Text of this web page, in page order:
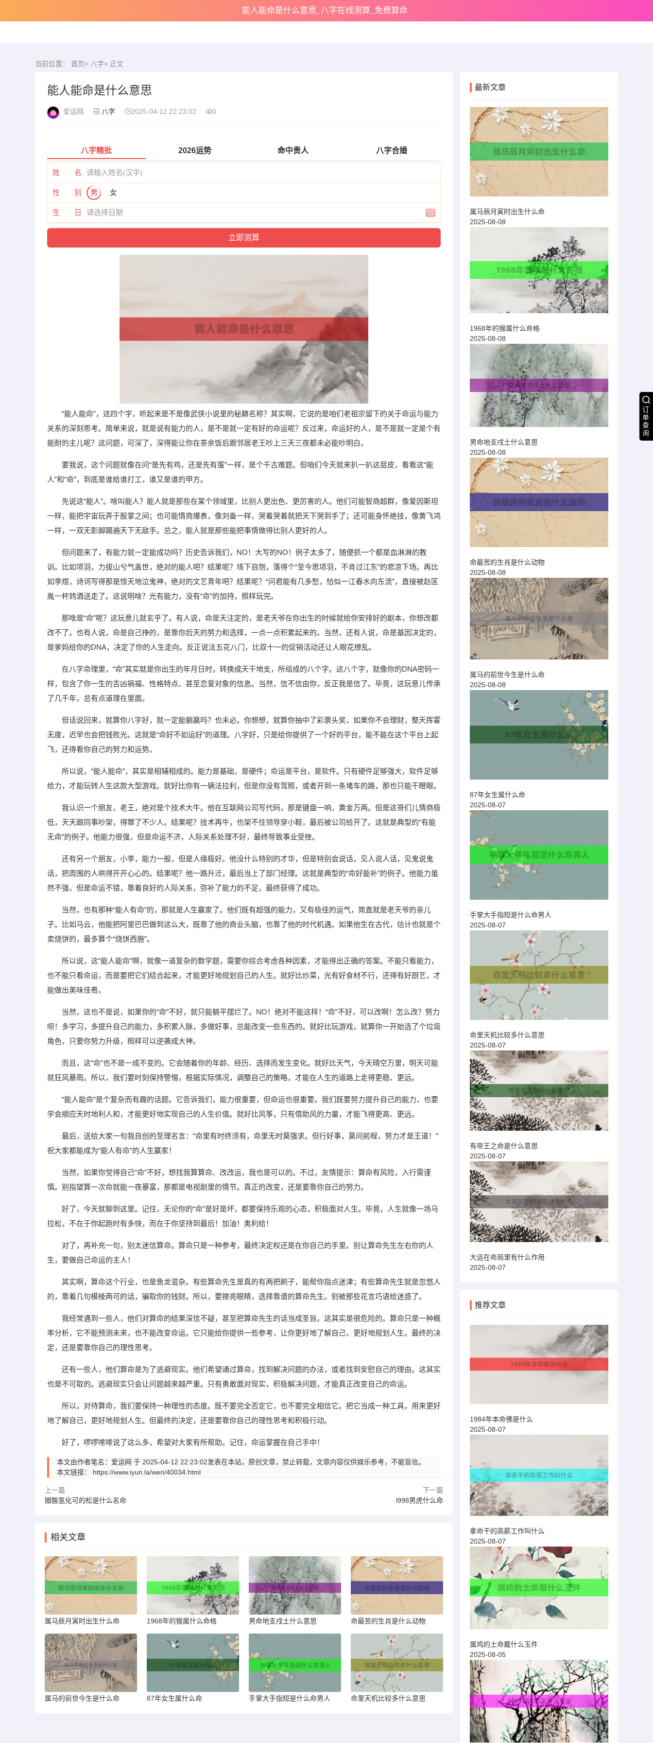
能人能命是什么意思_八字在线测算_免费算命
订
单
查
询
当前位置： 首页> 八字> 正文
能人能命是什么意思
爱运网 八字 2025-04-12 22:23:02 0
八字精批 2026运势 命中贵人 八字合婚
姓 名
性 别 男 女
生 日
“能人能命”，这四个字，听起来是不是像武侠小说里的秘籍名称？其实啊，它说的是咱们老祖宗留下的关于命运与能力
关系的深刻思考。简单来说，就是说有能力的人，是不是就一定有好的命运呢？反过来，命运好的人，是不是就一定是个有
能耐的主儿呢？这问题，可深了，深得能让你在茶余饭后跟邻居老王吵上三天三夜都未必能吵明白。
要我说，这个问题就像在问“是先有鸡，还是先有蛋”一样，是个千古难题。但咱们今天就来扒一扒这层皮，看看这“能
人”和“命”，到底是谁给谁打工，谁又是谁的甲方。
先说这“能人”。啥叫能人？能人就是那些在某个领域里，比别人更出色、更厉害的人。他们可能智商超群，像爱因斯坦
一样，能把宇宙玩弄于股掌之间；也可能情商爆表，像刘备一样，哭着哭着就把天下哭到手了；还可能身怀绝技，像黄飞鸿
一样，一双无影脚踢遍天下无敌手。总之，能人就是那些能把事情做得比别人更好的人。
但问题来了，有能力就一定能成功吗？历史告诉我们，NO！大写的NO！例子太多了，随便抓一个都是血淋淋的教
训。比如项羽，力拔山兮气盖世，绝对的能人吧？结果呢？垓下自刎，落得个“至今思项羽，不肯过江东”的悲凉下场。再比
如李煜，诗词写得那是惊天地泣鬼神，绝对的文艺青年吧？结果呢？“问君能有几多愁，恰似一江春水向东流”，直接被赵匡
胤一杯鸩酒送走了。这说明啥？光有能力，没有“命”的加持，照样玩完。
那啥是“命”呢？这玩意儿就玄乎了。有人说，命是天注定的，是老天爷在你出生的时候就给你安排好的剧本，你想改都
改不了。也有人说，命是自己挣的，是靠你后天的努力和选择，一点一点积累起来的。当然，还有人说，命是基因决定的，
是爹妈给你的DNA，决定了你的人生走向。反正说法五花八门，比双十一的促销活动还让人眼花缭乱。
在八字命理里，“命”其实就是你出生的年月日时，转换成天干地支，所组成的八个字。这八个字，就像你的DNA密码一
样，包含了你一生的吉凶祸福、性格特点、甚至恋爱对象的信息。当然，信不信由你，反正我是信了。毕竟，这玩意儿传承
了几千年，总有点道理在里面。
但话说回来，就算你八字好，就一定能躺赢吗？也未必。你想想，就算你抽中了彩票头奖，如果你不会理财，整天挥霍
无度，迟早也会把钱败光。这就是“命好不如运好”的道理。八字好，只是给你提供了一个好的平台，能不能在这个平台上起
飞，还得看你自己的努力和运势。
所以说，“能人能命”，其实是相辅相成的。能力是基础，是硬件；命运是平台，是软件。只有硬件足够强大，软件足够
给力，才能玩转人生这款大型游戏。就好比你有一辆法拉利，但是你没有驾照，或者开到一条堵车的路，那也只能干瞪眼。
我认识一个朋友，老王，绝对是个技术大牛。他在互联网公司写代码，那是键盘一响，黄金万两。但是这哥们儿情商极
低，天天跟同事吵架，得罪了不少人。结果呢？技术再牛，也架不住领导穿小鞋，最后被公司给开了。这就是典型的“有能
无命”的例子。他能力很强，但是命运不济，人际关系处理不好，最终导致事业受挫。
还有另一个朋友，小李，能力一般，但是人缘极好。他没什么特别的才华，但是特别会说话，见人说人话，见鬼说鬼
话，把周围的人哄得开开心心的。结果呢？他一路升迁，最后当上了部门经理。这就是典型的“命好能补”的例子。他能力虽
然不强，但是命运不错，靠着良好的人际关系，弥补了能力的不足，最终获得了成功。
当然，也有那种“能人有命”的，那就是人生赢家了。他们既有超强的能力，又有极佳的运气，简直就是老天爷的亲儿
子。比如马云，他能把阿里巴巴做到这么大，既靠了他的商业头脑，也靠了他的时代机遇。如果他生在古代，估计也就是个
卖烧饼的，最多算个“烧饼西施”。
所以说，这“能人能命”啊，就像一道复杂的数学题，需要你综合考虑各种因素，才能得出正确的答案。不能只看能力，
也不能只看命运，而是要把它们结合起来，才能更好地规划自己的人生。就好比炒菜，光有好食材不行，还得有好厨艺，才
能做出美味佳肴。
当然，这也不是说，如果你的“命”不好，就只能躺平摆烂了。NO！绝对不能这样！“命”不好，可以改啊！怎么改？努力
呗！多学习，多提升自己的能力，多积累人脉，多做好事，总能改变一些东西的。就好比玩游戏，就算你一开始选了个垃圾
角色，只要你努力升级，照样可以逆袭成大神。
而且，这“命”也不是一成不变的。它会随着你的年龄、经历、选择而发生变化。就好比天气，今天晴空万里，明天可能
就狂风暴雨。所以，我们要时刻保持警惕，根据实际情况，调整自己的策略，才能在人生的道路上走得更稳、更远。
“能人能命”是个复杂而有趣的话题。它告诉我们，能力很重要，但命运也很重要。我们既要努力提升自己的能力，也要
学会顺应天时地利人和，才能更好地实现自己的人生价值。就好比风筝，只有借助风的力量，才能飞得更高、更远。
最后，送给大家一句我自创的至理名言：“命里有时终须有，命里无时莫强求。但行好事，莫问前程，努力才是王道！”
祝大家都能成为“能人有命”的人生赢家！
当然，如果你觉得自己“命”不好，想找我算算命、改改运，我也是可以的。不过，友情提示：算命有风险，入行需谨
慎。别指望算一次命就能一夜暴富，那都是电视剧里的情节。真正的改变，还是要靠你自己的努力。
好了，今天就聊到这里。记住，无论你的“命”是好是坏，都要保持乐观的心态，积极面对人生。毕竟，人生就像一场马
拉松，不在于你起跑时有多快，而在于你坚持到最后！加油！奥利给！
对了，再补充一句，别太迷信算命。算命只是一种参考，最终决定权还是在你自己的手里。别让算命先生左右你的人
生，要做自己命运的主人！
其实啊，算命这个行业，也是鱼龙混杂。有些算命先生是真的有两把刷子，能帮你指点迷津；有些算命先生就是忽悠人
的，靠着几句模棱两可的话，骗取你的钱财。所以，要擦亮眼睛，选择靠谱的算命先生。别被那些花言巧语给迷惑了。
我经常遇到一些人，他们对算命的结果深信不疑，甚至把算命先生的话当成圣旨。这其实是很危险的。算命只是一种概
率分析，它不能预测未来，也不能改变命运。它只能给你提供一些参考，让你更好地了解自己，更好地规划人生。最终的决
定，还是要靠你自己的理性思考。
还有一些人，他们算命是为了逃避现实。他们希望通过算命，找到解决问题的办法，或者找到安慰自己的理由。这其实
也是不可取的。逃避现实只会让问题越来越严重。只有勇敢面对现实，积极解决问题，才能真正改变自己的命运。
所以，对待算命，我们要保持一种理性的态度。既不要完全否定它，也不要完全相信它。把它当成一种工具，用来更好
地了解自己，更好地规划人生。但最终的决定，还是要靠你自己的理性思考和积极行动。
好了，啰啰嗦嗦说了这么多，希望对大家有所帮助。记住，命运掌握在自己手中！
本文由作者笔名：爱运网 于 2025-04-12 22:23:02发表在本站，原创文章，禁止转载，文章内容仅供娱乐参考，不能盲信。
本文链接： https://www.iyun.la/wen/40034.html
上一篇
醋酸氢化可的松是什么名命
下一篇
l998男虎什么命
相关文章
属马辰月寅时出生什么命 1968年的猴属什么命格 男命地支戌土什么意思 命最苦的生肖是什么动物
属马的前世今生是什么命 87年女生属什么命 手掌大手指短是什么命男人 命里天机比较多什么意思
最新文章
属马辰月寅时出生什么命
2025-08-08
1968年的猴属什么命格
2025-08-08
男命地支戌土什么意思
2025-08-08
命最苦的生肖是什么动物
2025-08-08
属马的前世今生是什么命
2025-08-08
87年女生属什么命
2025-08-07
手掌大手指短是什么命男人
2025-08-07
命里天机比较多什么意思
2025-08-07
有帝王之命是什么意思
2025-08-07
大运在命局里有什么作用
2025-08-07
推荐文章
1984年本命佛是什么
2025-08-07
拿命干的高薪工作叫什么
2025-08-07
属鸡的土命戴什么玉件
2025-08-05